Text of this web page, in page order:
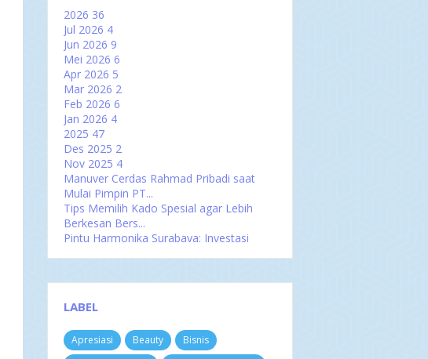
2026 36
Jul 2026 4
Jun 2026 9
Mei 2026 6
Apr 2026 5
Mar 2026 2
Feb 2026 6
Jan 2026 4
2025 47
Des 2025 2
Nov 2025 4
Manuver Cerdas Rahmad Pribadi saat
Mulai Pimpin PT...
Tips Memilih Kado Spesial agar Lebih
Berkesan Bers...
Pintu Harmonika Surabaya: Investasi
dan Sekitarnya
Sep 2025
Agu 20254
Jul 20254
LABEL
Apresiasi Beauty
Bisnis